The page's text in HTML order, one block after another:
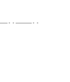
･･━━･･